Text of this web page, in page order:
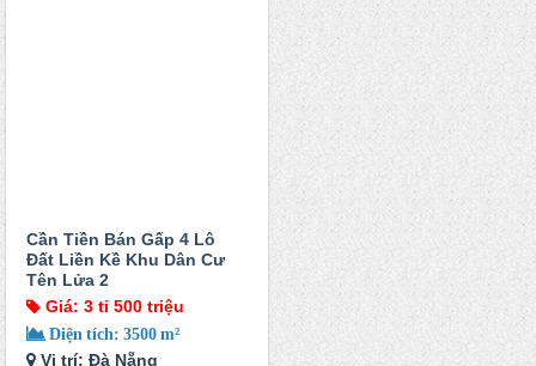
Cần Tiền Bán Gấp 4 Lô
Đất Liền Kề Khu Dân Cư
Tên Lửa 2
Giá: 3 tỉ 500 triệu
Diện tích: 3500 m²
Vị trí: Đà Nẵng